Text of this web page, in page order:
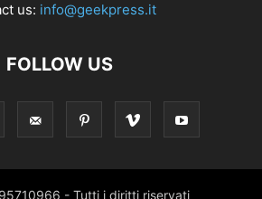
us: info@geekpress.it
FOLLOW US
- Tutti i diritti riservati